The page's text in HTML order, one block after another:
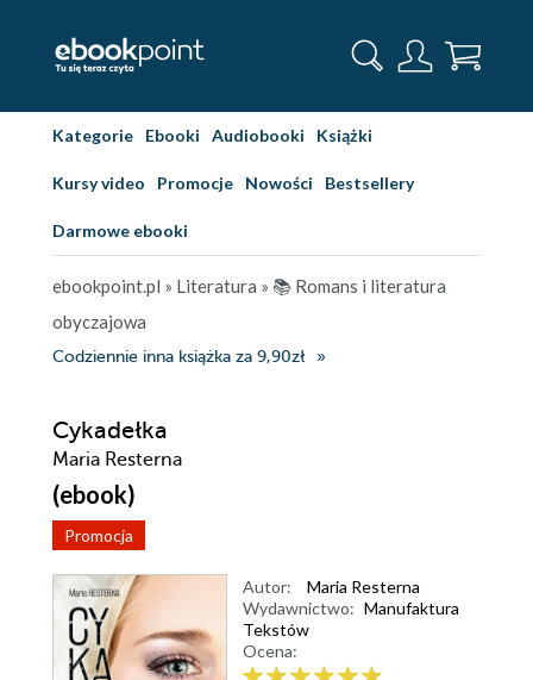
Kategorie Ebooki Audiobooki Książki
Kursy video Promocje Nowości Bestsellery
Darmowe ebooki
ebookpoint.pl » Literatura » 📚 Romans i literatura
obyczajowa
Codziennie inna książka za 9,90zł
Cykadełka
Maria Resterna
(ebook)
Promocja
Autor:
Maria Resterna
Wydawnictwo: Manufaktura
Tekstów
Ocena: